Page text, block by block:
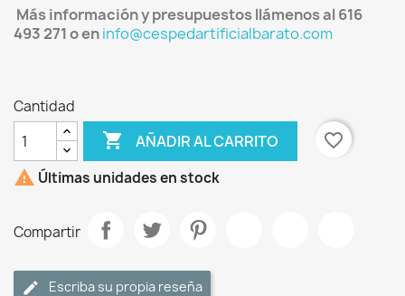
Más información y presupuestos llámenos al 616
493 271 o eninfo@cespedartificialbarato.com
Cantidad
 AÑADIR AL CARRITO
favorite_border
 Últimas unidades en stock
Compartir
Escriba su propia reseña